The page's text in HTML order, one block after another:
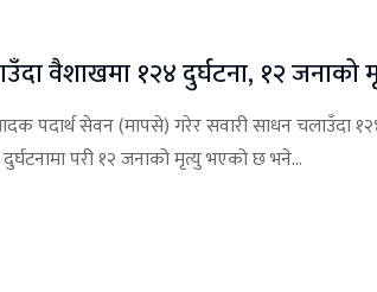
वैशाखमा १२४ दुर्घटना, १२ जनाको
पदार्थ सेवन (मापसे) गरेर सवारी साधन चलाउँदा
परी १२ जनाको मृत्यु भएको छ भने...